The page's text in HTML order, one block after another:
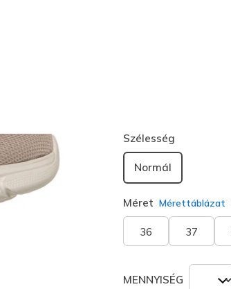
Szélesség
Normál
Méret Mérettáblázat
36 37
MENNYISÉG